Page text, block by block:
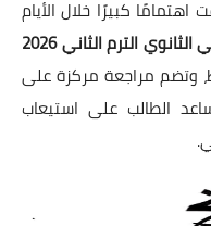
كبيرًا خلال الأيام
مراجعة التاريخ الصف الثاني الثانوي الترم الثاني 2026
صفحة فقط، وتضم مراجعة مركزة على
الطالب على استيعاب